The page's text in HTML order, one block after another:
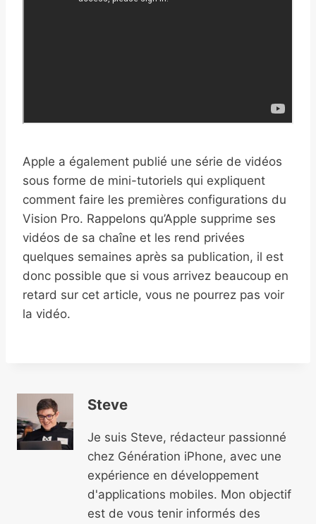
Apple a également publié une série de vidéos
sous forme de mini-tutoriels qui expliquent
comment faire les premières configurations du
Vision Pro. Rappelons qu’Apple supprime ses
vidéos de sa chaîne et les rend privées
quelques semaines après sa publication, il est
donc possible que si vous arrivez beaucoup en
retard sur cet article, vous ne pourrez pas voir
la vidéo.
Steve
Je suis Steve, rédacteur passionné
chez Génération iPhone, avec une
expérience en développement
d'applications mobiles. Mon objectif
est de vous tenir informés des